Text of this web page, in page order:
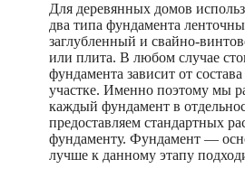
Для деревянных домов
два типа фундамента
заглубленный и свайно-
или плита. В любом случае
фундамента зависит от
участке. Именно поэтому мы
каждый фундамент в
предоставляем стандартных
фундаменту. Фундамент —
лучше к данному этапу